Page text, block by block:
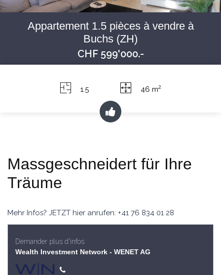
Appartement 1.5 pièces à vendre à
Buchs (ZH)
CHF 599'000.-
1.5 46 m2
Massgeschneidert für Ihre
Träume
Mehr Infos? JETZT hier anrufen: +41 76 834 01 28
Demander plus d'infos
Wealth Investment Network - WENET AG